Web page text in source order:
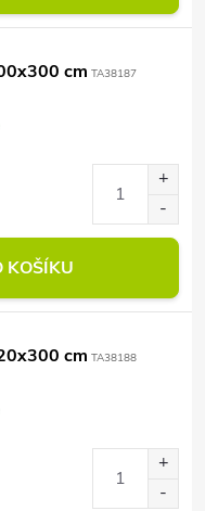
cm TA38187
KOŠÍKU
cm TA38188